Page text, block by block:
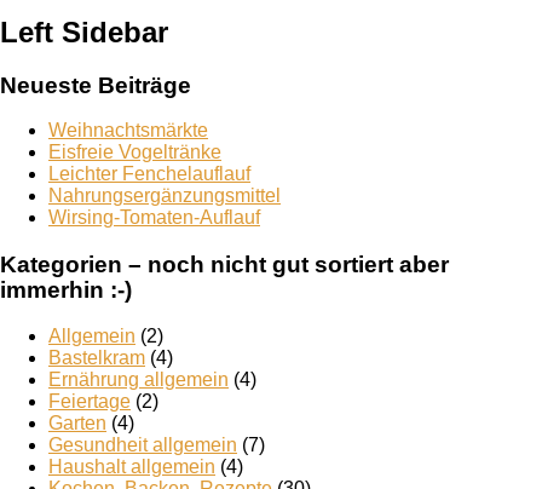
Left Sidebar
Neueste Beiträge
Weihnachtsmärkte
Eisfreie Vogeltränke
Leichter Fenchelauflauf
Nahrungsergänzungsmittel
Wirsing-Tomaten-Auflauf
Kategorien – noch nicht gut sortiert aber
immerhin :-)
Allgemein (2)
Bastelkram (4)
Ernährung allgemein (4)
Feiertage (2)
Garten (4)
Gesundheit allgemein (7)
Haushalt allgemein (4)